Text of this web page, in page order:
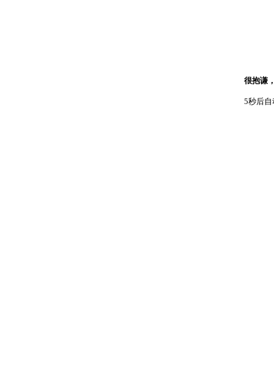
很抱谦
5秒后自